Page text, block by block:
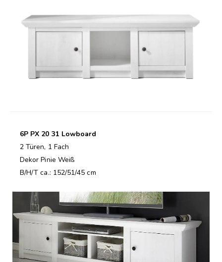
6P PX 20 31 Lowboard
2 Türen, 1 Fach
Dekor Pinie Weiß
B/H/T ca.: 152/51/45 cm